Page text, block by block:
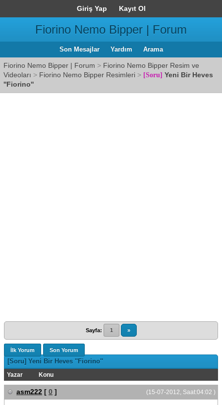
Giriş Yap Kayıt Ol
Fiorino Nemo Bipper | Forum
Son Mesajlar Yardım Arama
Fiorino Nemo Bipper | Forum > Fiorino Nemo Bipper Resim ve
Videoları > Fiorino Nemo Bipper Resimleri > [Soru] Yeni Bir Heves
''Fiorino''
Sayfa: 1 »
İlk Yorum Son Yorum
[Soru] Yeni Bir Heves ''Fiorino''
Yazar Konu
(15-07-2012, Saat:04:02 )
asm222 [ 0 ]